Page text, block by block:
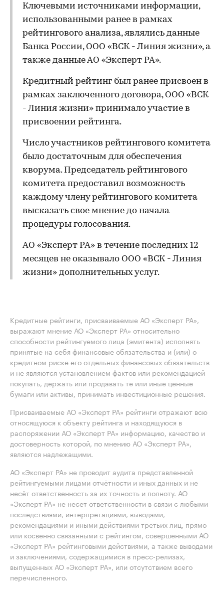
Ключевыми источниками информации,
использованными ранее в рамках
рейтингового анализа, являлись данные
Банка России, ООО «ВСК - Линия жизни», а
также данные АО «Эксперт РА».
Кредитный рейтинг был ранее присвоен в
рамках заключенного договора, ООО «ВСК
- Линия жизни» принимало участие в
присвоении рейтинга.
Число участников рейтингового комитета
было достаточным для обеспечения
кворума. Председатель рейтингового
комитета предоставил возможность
каждому члену рейтингового комитета
высказать свое мнение до начала
процедуры голосования.
АО «Эксперт РА» в течение последних 12
месяцев не оказывало ООО «ВСК - Линия
жизни» дополнительных услуг.
Кредитные рейтинги, присваиваемые АО «Эксперт РА»,
выражают мнение АО «Эксперт РА» относительно
способности рейтингуемого лица (эмитента) исполнять
принятые на себя финансовые обязательства и (или) о
кредитном риске его отдельных финансовых обязательств
и не являются установлением фактов или рекомендацией
покупать, держать или продавать те или иные ценные
бумаги или активы, принимать инвестиционные решения.
Присваиваемые АО «Эксперт РА» рейтинги отражают всю
относящуюся к объекту рейтинга и находящуюся в
распоряжении АО «Эксперт РА» информацию, качество и
достоверность которой, по мнению АО «Эксперт РА»,
являются надлежащими.
АО «Эксперт РА» не проводит аудита представленной
рейтингуемыми лицами отчётности и иных данных и не
несёт ответственность за их точность и полноту. АО
«Эксперт РА» не несет ответственности в связи с любыми
последствиями, интерпретациями, выводами,
рекомендациями и иными действиями третьих лиц, прямо
или косвенно связанными с рейтингом, совершенными АО
«Эксперт РА» рейтинговыми действиями, а также выводами
и заключениями, содержащимися в пресс-релизах,
выпущенных АО «Эксперт РА», или отсутствием всего
перечисленного.